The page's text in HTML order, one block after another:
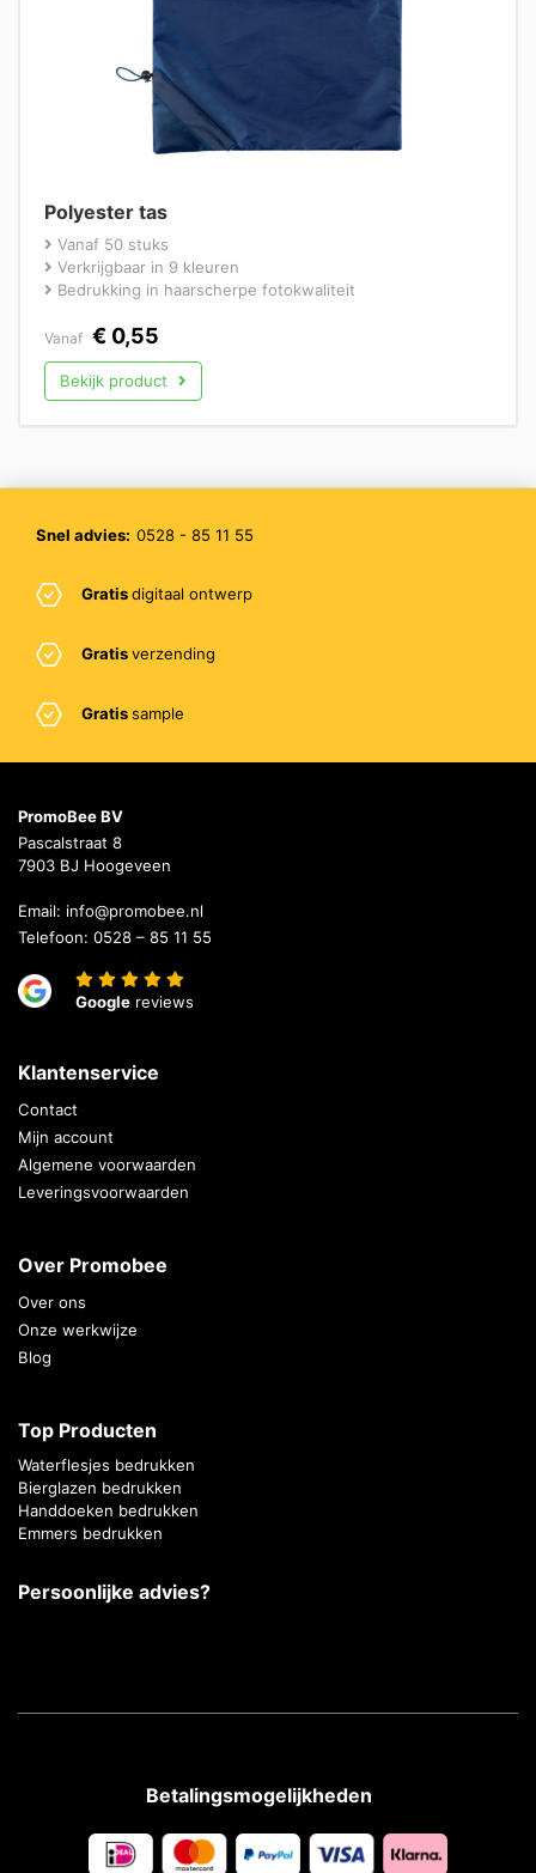
Polyester tas
Vanaf 50 stuks
Verkrijgbaar in 9 kleuren
Bedrukking in haarscherpe fotokwaliteit
Vanaf € 0,55
Bekijk product
Snel advies: 0528 - 85 11 55
Gratisdigitaal ontwerp
Gratisverzending
Gratissample
PromoBee BV
Pascalstraat 8
7903 BJ Hoogeveen
Email: info@promobee.nl
Telefoon: 0528 – 85 11 55
Google reviews
Klantenservice
Contact
Mijn account
Algemene voorwaarden
Leveringsvoorwaarden
Over Promobee
Over ons
Onze werkwijze
Blog
Top Producten
Waterflesjes bedrukken
Bierglazen bedrukken
Handdoeken bedrukken
Emmers bedrukken
Persoonlijke advies?
Betalingsmogelijkheden